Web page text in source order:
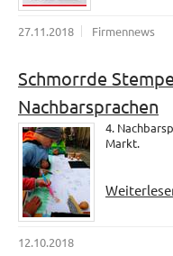
27.11.2018 Firmennews
Schmorrde
Nachbarsprachen
4.
Markt.
12.10.2018